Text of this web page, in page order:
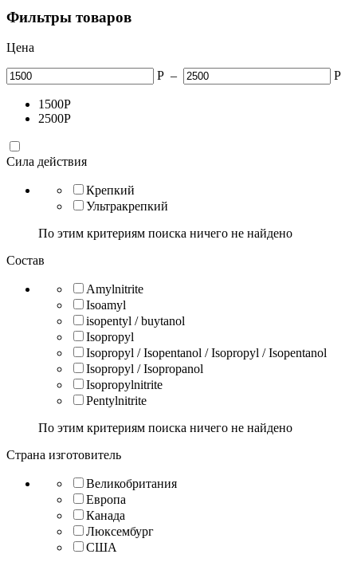
Фильтры товаров
Цена
Р – Р
1500Р
2500Р
Сила действия
Крепкий
Ультракрепкий
По этим критериям поиска ничего не найдено
Состав
Amylnitrite
Isoamyl
isopentyl / buytanol
Isopropyl
Isopropyl / Isopentanol / Isopropyl / Isopentanol
Isopropyl / Isopropanol
Isopropylnitrite
Pentylnitrite
По этим критериям поиска ничего не найдено
Страна изготовитель
Великобритания
Европа
Канада
Люксембург
США